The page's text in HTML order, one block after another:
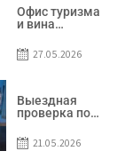
Офис туризма
и вина
участник
Национальной
туризма
27.05.2026
Выездная
проверка по
соблюдения
условий
21.05.2026